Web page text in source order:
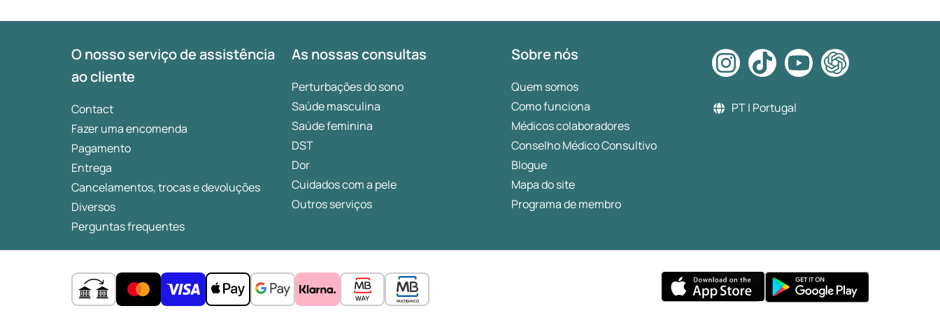
O nosso serviço de assistência
ao cliente
Contact
Fazer uma encomenda
Pagamento
Entrega
Cancelamentos, trocas e devoluções
Diversos
Perguntas frequentes
As nossas consultas
Perturbações do sono
Saúde masculina
Saúde feminina
DST
Dor
Cuidados com a pele
Outros serviços
Sobre nós
Quem somos
Como funciona
Médicos colaboradores
Conselho Médico Consultivo
Blogue
Mapa do site
Programa de membro
PT | Portugal